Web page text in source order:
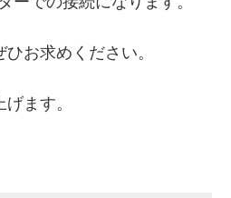
お求めください。
ます。